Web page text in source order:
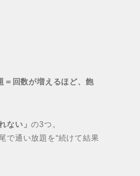
＝回数が増えるほど、飽
ない」の3つ。
で通い放題を“続けて結果